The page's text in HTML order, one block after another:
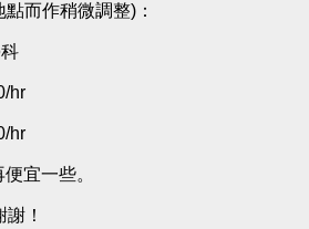
而作稍微調整)：
hr
hr
宜一些。
！